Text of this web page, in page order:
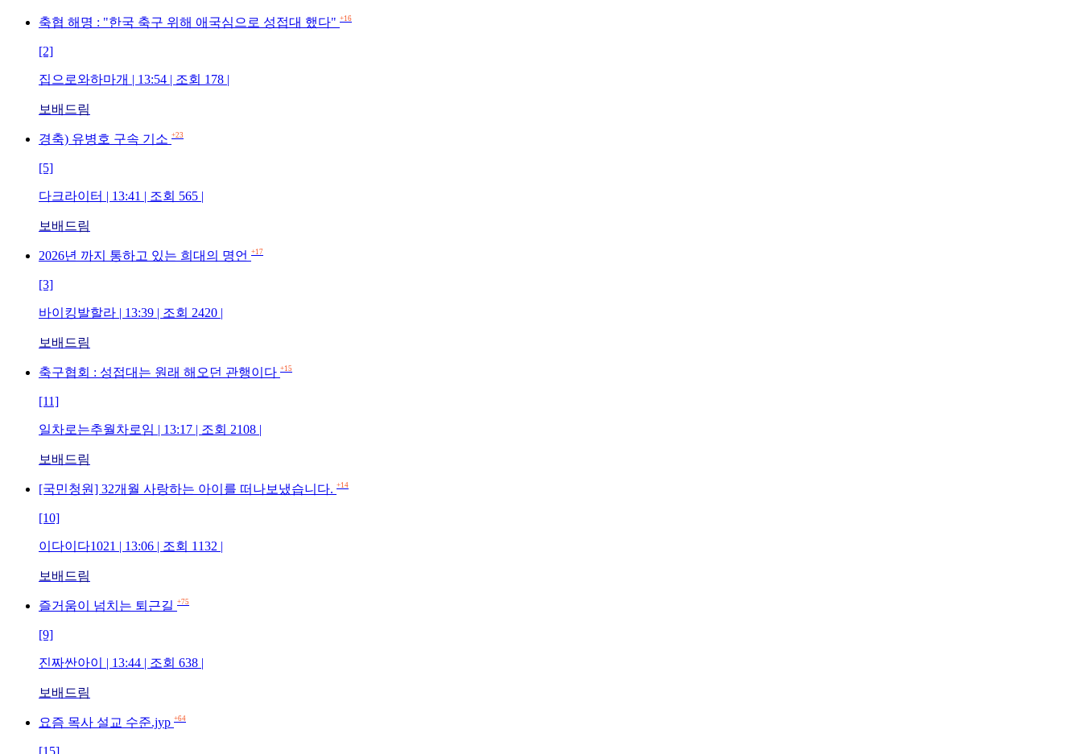
축협 해명 : "한국 축구 위해 애국심으로 성접대 했다" +16
[2]
집으로와하마개 | 13:54 | 조회 178 |
보배드림
경축) 유병호 구속 기소 +23
[5]
다크라이터 | 13:41 | 조회 565 |
보배드림
2026년 까지 통하고 있는 희대의 명언 +17
[3]
바이킹발할라 | 13:39 | 조회 2420 |
보배드림
축구협회 : 성접대는 원래 해오던 관행이다 +15
[11]
일차로는추월차로임 | 13:17 | 조회 2108 |
보배드림
[국민청원] 32개월 사랑하는 아이를 떠나보냈습니다. +14
[10]
이다이다1021 | 13:06 | 조회 1132 |
보배드림
즐거움이 넘치는 퇴근길 +75
[9]
진짜싼아이 | 13:44 | 조회 638 |
보배드림
요즘 목사 설교 수준.jyp +64
[15]